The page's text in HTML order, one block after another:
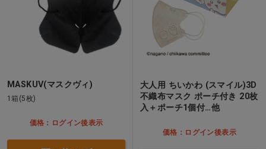
MASKUV(マスクヴィ)
1箱(5枚)
価格：ログイン後表示
大人用 ちいかわ (スマイル)3D
不織布マスク ポーチ付き 20枚
入＋ポーチ1個付…他
価格：ログイン後表示